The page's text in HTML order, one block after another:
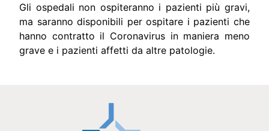
Gli ospedali non ospiteranno i pazienti più gravi,
ma saranno disponibili per ospitare i pazienti che
hanno contratto il Coronavirus in maniera meno
grave e i pazienti affetti da altre patologie.